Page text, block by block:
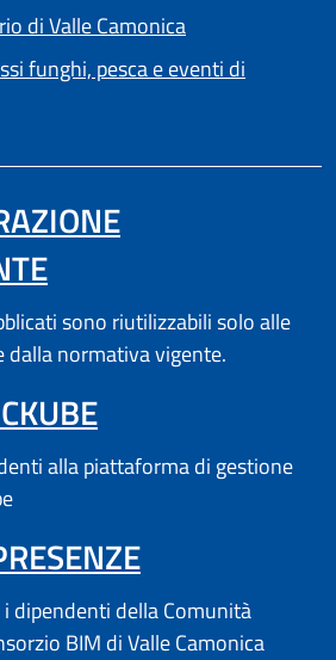
di Valle Camonica
funghi, pesca e eventi di
sono riutilizzabili solo alle
dalla normativa vigente.
(APRE IN
alla piattaforma di gestione
(APRE IN
dipendenti della Comunità
BIM di Valle Camonica